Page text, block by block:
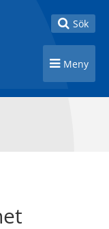
Toggle
Sök
Toggle
Meny